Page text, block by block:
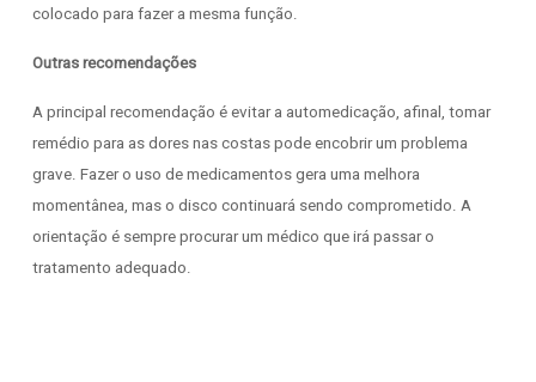
colocado para fazer a mesma função.
Outras recomendações
A principal recomendação é evitar a automedicação, afinal, tomar
remédio para as dores nas costas pode encobrir um problema
grave. Fazer o uso de medicamentos gera uma melhora
momentânea, mas o disco continuará sendo comprometido. A
orientação é sempre procurar um médico que irá passar o
tratamento adequado.